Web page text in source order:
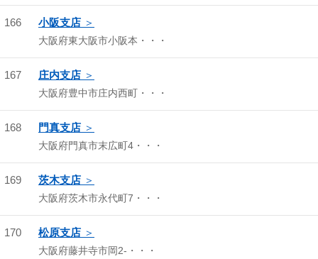
166 小阪支店
大阪府東大阪市小阪本・・・
167 庄内支店
大阪府豊中市庄内西町・・・
168 門真支店
大阪府門真市末広町4・・・
169 茨木支店
大阪府茨木市永代町7・・・
170 松原支店
大阪府藤井寺市岡2-・・・